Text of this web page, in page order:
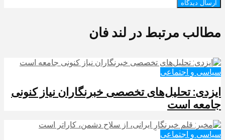
مطالب مرتبط در لند فان
سیاسی و اجتماعی
ایزدی: تحلیل‌های تخصصی خبرنگاران نیاز کنونی
جامعه است
سیاسی و اجتماعی